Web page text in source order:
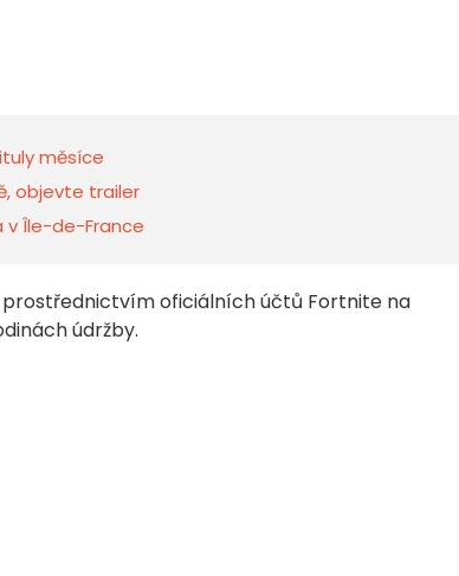
měsíce
objevte trailer
v Île-de-France
oficiálních účtů Fortnite na
údržby.